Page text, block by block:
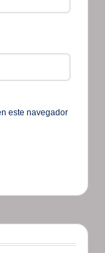
este navegador